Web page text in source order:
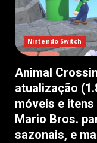
Nintendo Switch
Animal
atualização
móveis e
Mario Bros.
sazonais, e